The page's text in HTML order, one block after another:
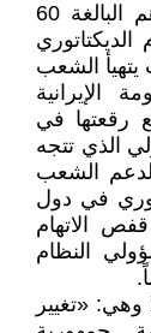
في حين يقترب موعد انتهاء مذكرة التفاهم البالغة 60
يتهيأ الشعب
الإيرانية
رقعتها في
الذي تتجه
لدعم الشعب
في دول
الاتهام
النظام
وهي: «تغيير